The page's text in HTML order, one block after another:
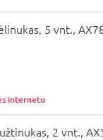
5 vnt.,
internetu
2 vnt.,